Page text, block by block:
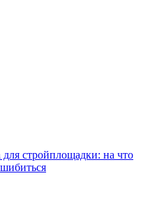
для стройплощадки: на что